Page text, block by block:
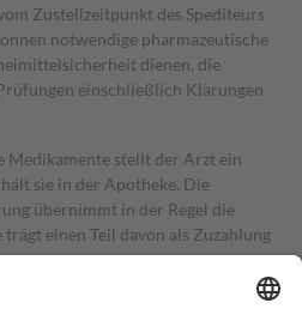
Zustellzeitpunkt des Spediteurs
notwendige pharmazeutische
dienen, die
einschließlich Klärungen
Medikamente stellt der Arzt ein
sie in der Apotheke. Die
übernimmt in der Regel die
einen Teil davon als Zuzahlung
Zuzahlungen in Höhe von zehn